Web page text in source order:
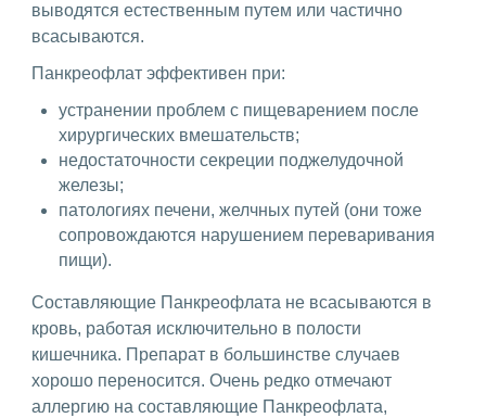
выводятся естественным путем или частично
всасываются.
Панкреофлат эффективен при:
устранении проблем с пищеварением после
хирургических вмешательств;
недостаточности секреции поджелудочной
железы;
патологиях печени, желчных путей (они тоже
сопровождаются нарушением переваривания
пищи).
Составляющие Панкреофлата не всасываются в
кровь, работая исключительно в полости
кишечника. Препарат в большинстве случаев
хорошо переносится. Очень редко отмечают
аллергию на составляющие Панкреофлата,